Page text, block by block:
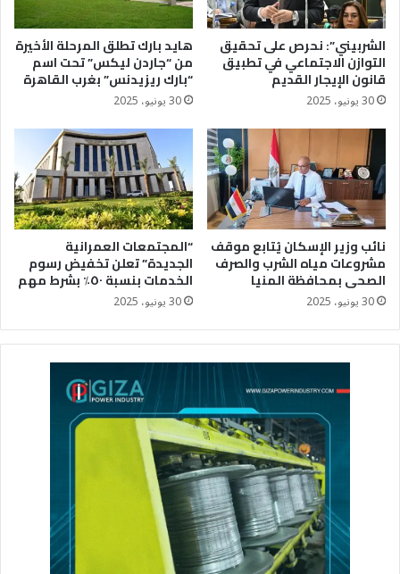
الشربيني”: نحرص على تحقيق
التوازن الاجتماعي في تطبيق
قانون الإيجار القديم
30 يونيو، 2025
هايد بارك تطلق المرحلة الأخيرة
من “جاردن ليكس” تحت اسم
“بارك ريزيدنس” بغرب القاهرة
30 يونيو، 2025
نائب وزير الإسكان يُتابع موقف
مشروعات مياه الشرب والصرف
الصحى بمحافظة المنيا
30 يونيو، 2025
“المجتمعات العمرانية
الجديدة” تعلن تخفيض رسوم
الخدمات بنسبة ٥٠٪؜ بشرط مهم
30 يونيو، 2025